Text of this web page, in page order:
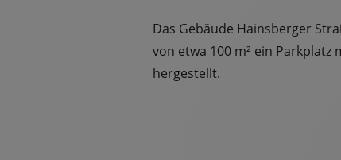
Das Gebäude Hainsberger
von etwa 100 m² ein Parkplatz
hergestellt.